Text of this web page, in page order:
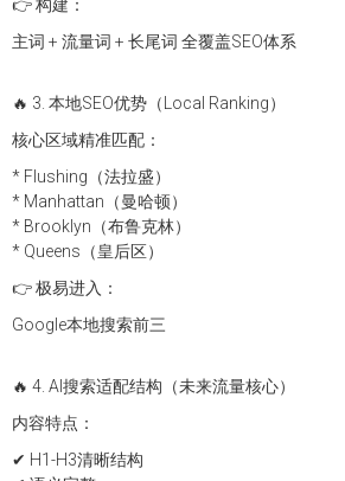
👉 构建：
主词 + 流量词 + 长尾词 全覆盖SEO体系
🔥 3. 本地SEO优势（Local Ranking）
核心区域精准匹配：
* Flushing（法拉盛）
* Manhattan（曼哈顿）
* Brooklyn（布鲁克林）
* Queens（皇后区）
👉 极易进入：
Google本地搜索前三
🔥 4. AI搜索适配结构（未来流量核心）
内容特点：
✔ H1-H3清晰结构